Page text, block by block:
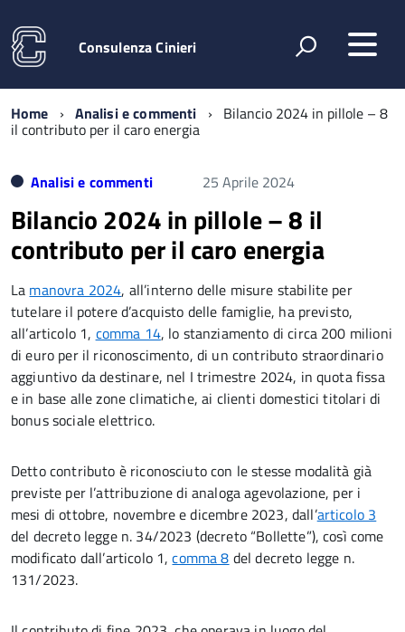
Consulenza Cinieri
Home Analisi e commenti Bilancio 2024 in pillole – 8
il contributo per il caro energia
Analisi e commenti 25 Aprile 2024
Bilancio 2024 in pillole – 8 il
contributo per il caro energia
La manovra 2024, all’interno delle misure stabilite per
tutelare il potere d’acquisto delle famiglie, ha previsto,
all’articolo 1, comma 14, lo stanziamento di circa 200 milioni
di euro per il riconoscimento, di un contributo straordinario
aggiuntivo da destinare, nel I trimestre 2024, in quota fissa
e in base alle zone climatiche, ai clienti domestici titolari di
bonus sociale elettrico.
Detto contributo è riconosciuto con le stesse modalità già
previste per l’attribuzione di analoga agevolazione, per i
mesi di ottobre, novembre e dicembre 2023, dall’articolo 3
del decreto legge n. 34/2023 (decreto “Bollette”), così come
modificato dall’articolo 1,comma 8 del decreto legge n.
131/2023.